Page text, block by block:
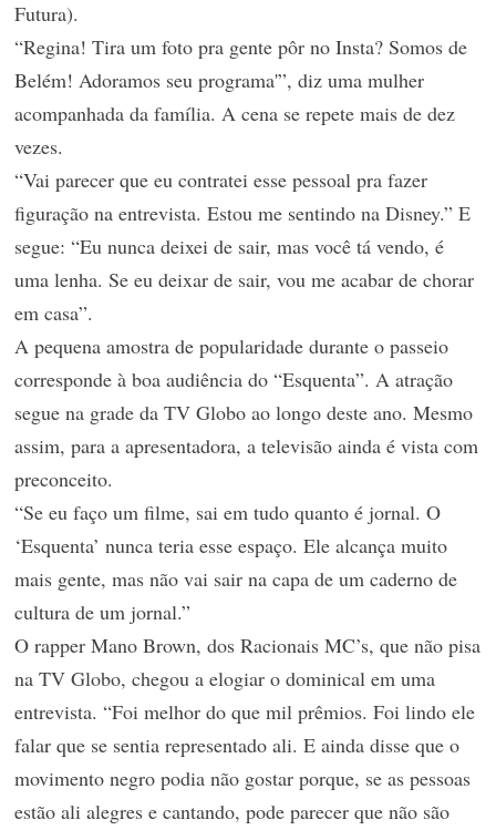
Futura).
“Regina! Tira um foto pra gente pôr no Insta? Somos de
Belém! Adoramos seu programa'”, diz uma mulher
acompanhada da família. A cena se repete mais de dez
vezes.
“Vai parecer que eu contratei esse pessoal pra fazer
figuração na entrevista. Estou me sentindo na Disney.” E
segue: “Eu nunca deixei de sair, mas você tá vendo, é
uma lenha. Se eu deixar de sair, vou me acabar de chorar
em casa”.
A pequena amostra de popularidade durante o passeio
corresponde à boa audiência do “Esquenta”. A atração
segue na grade da TV Globo ao longo deste ano. Mesmo
assim, para a apresentadora, a televisão ainda é vista com
preconceito.
“Se eu faço um filme, sai em tudo quanto é jornal. O
‘Esquenta’ nunca teria esse espaço. Ele alcança muito
mais gente, mas não vai sair na capa de um caderno de
cultura de um jornal.”
O rapper Mano Brown, dos Racionais MC’s, que não pisa
na TV Globo, chegou a elogiar o dominical em uma
entrevista. “Foi melhor do que mil prêmios. Foi lindo ele
falar que se sentia representado ali. E ainda disse que o
movimento negro podia não gostar porque, se as pessoas
estão ali alegres e cantando, pode parecer que não são